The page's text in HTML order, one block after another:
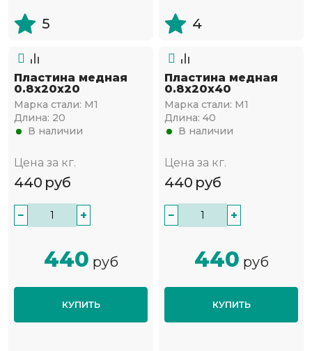
5 4
Пластина медная
0.8х20х20
Марка стали: М1
Длина: 20
В наличии
Цена за кг.
440 руб
− +
440 руб
КУПИТЬ
Пластина медная
0.8х20х40
Марка стали: М1
Длина: 40
В наличии
Цена за кг.
440 руб
− +
440 руб
КУПИТЬ